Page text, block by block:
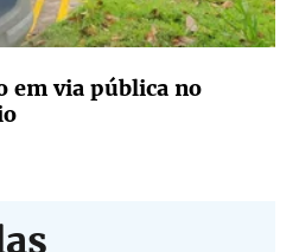
em via pública no